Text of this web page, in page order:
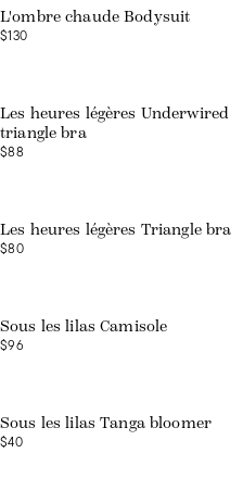
L'ombre chaude Bodysuit
$130
Les heures légères Underwired
triangle bra
$88
Les heures légères Triangle bra
$80
Sous les lilas Camisole
$96
Sous les lilas Tanga bloomer
$40